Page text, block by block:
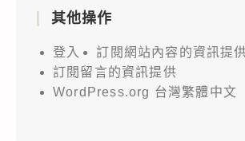
其他操作
登入
訂閱網站內容的資訊提
訂閱留言的資訊提供
WordPress.org 台灣繁體中文